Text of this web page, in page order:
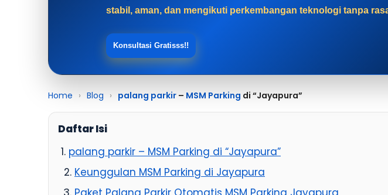
stabil, aman, dan mengikuti perkembangan teknologi tanpa
Konsultasi Gratisss!!
Home › Blog › palang parkir – MSM Parking di “Jayapura”
Daftar Isi
palang parkir – MSM Parking di “Jayapura”
Keunggulan MSM Parking di Jayapura